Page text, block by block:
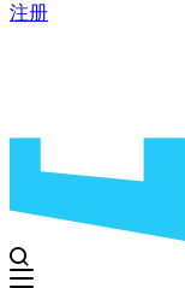
注册